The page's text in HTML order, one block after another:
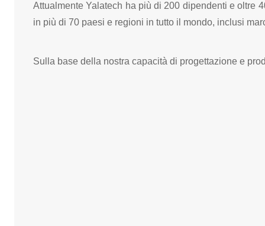
Attualmente Yalatech ha più di 200 dipendenti e oltre
in più di 70 paesi e regioni in tutto il mondo, inclusi
Sulla base della nostra capacità di progettazione e